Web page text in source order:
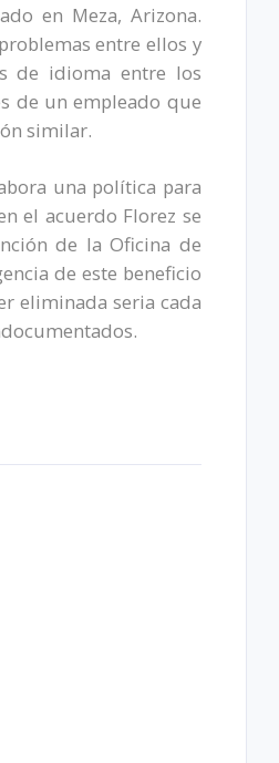
en Meza, Arizona.
entre ellos y
de idioma entre los
de un empleado que
similar.
una política para
el acuerdo Florez se
de la Oficina de
de este beneficio
eliminada seria cada